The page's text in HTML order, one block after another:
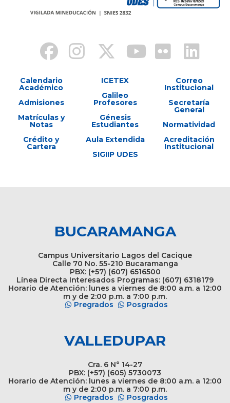
Calendario
Académico
Admisiones
Matrículas y
Notas
Crédito y
Cartera
ICETEX
Galileo
Profesores
Génesis
Estudiantes
Aula Extendida
SIGIIP UDES
Correo
Institucional
Secretaría
General
Normatividad
Acreditación
Institucional
BUCARAMANGA
Campus Universitario Lagos del Cacique
Calle 70 No. 55-210 Bucaramanga
PBX: (+57) (607) 6516500
Línea Directa Interesados Programas: (607) 6318179
Horario de Atención: lunes a viernes de 8:00 a.m. a 12:00
m y de 2:00 p.m. a 7:00 p.m.
Pregrados
Posgrados
VALLEDUPAR
Cra. 6 N° 14-27
PBX: (+57) (605) 5730073
Horario de Atención: lunes a viernes de 8:00 a.m. a 12:00
m y de 2:00 p.m. a 7:00 p.m.
Pregrados
Posgrados